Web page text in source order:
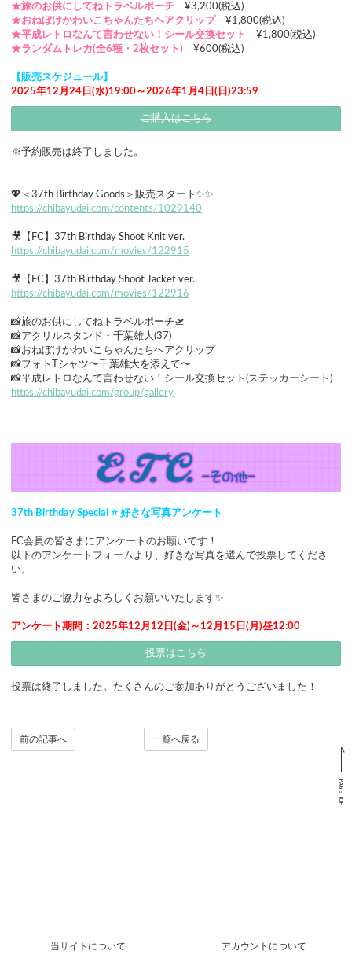
★旅のお供にしてねトラベルポーチ ¥3,200(税込)
★おねぼけかわいこちゃんたちヘアクリップ ¥1,800(税込)
★平成レトロなんて言わせない！シール交換セット
¥1,800(税込)
★ランダムトレカ(全6種・2枚セット) ¥600(税込)
【販売スケジュール】
2025年12月24日(水)19:00～2026年1月4日(日)23:59
ご購入はこちら
※予約販売は終了しました。
💖＜37th Birthday Goods＞販売スタート✨✨
https://chibayudai.com/contents/1029140
🎥【FC】37th Birthday Shoot Knit ver.
https://chibayudai.com/movies/122915
🎥【FC】37th Birthday Shoot Jacket ver.
https://chibayudai.com/movies/122916
📸旅のお供にしてねトラベルポーチ🛫
📸アクリルスタンド・千葉雄大(37)
📸おねぼけかわいこちゃんたちヘアクリップ
📸フォトTシャツ〜千葉雄大を添えて〜
📸平成レトロなんて言わせない！シール交換セット(ステッカーシート)
https://chibayudai.com/group/gallery
37th Birthday Special ⭐ 好きな写真アンケート
FC会員の皆さまにアンケートのお願いです！
以下のアンケートフォームより、好きな写真を選んで投票してくださ
い。
皆さまのご協力をよろしくお願いいたします✨
アンケート期間：2025年12月12日(金)～12月15日(月)昼12:00
投票はこちら
投票は終了しました。たくさんのご参加ありがとうございました！
一覧へ戻る
前の記事へ
PAGE TOP
当サイトについて アカウントについて